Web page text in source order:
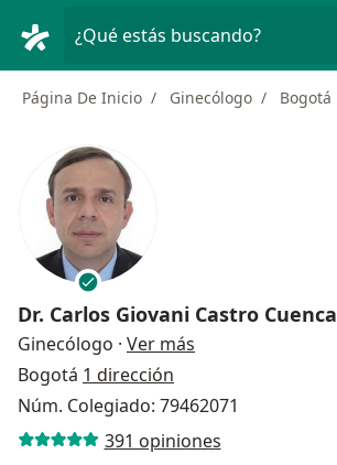
¿Qué estás buscando?
Página De Inicio Ginecólogo Bogotá
Dr. Carlos Giovani Castro Cuenca
Ginecólogo · Ver más
Bogotá 1 dirección
Núm. Colegiado: 79462071
391 opiniones